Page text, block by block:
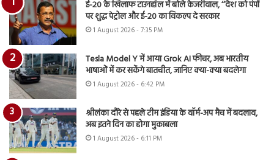
ई-20 के खिलाफ टाउनहॉल में बोले केजरीवाल, ‘‘देश को पंपों
पर शुद्ध पेट्रोल और ई-20 का विकल्प दे सरकार
1 August 2026 - 7:35 PM
Tesla Model Y में आया Grok AI फीचर, अब भारतीय
भाषाओं में कर सकेंगे बातचीत, जानिए क्या-क्या बदलेगा
1 August 2026 - 6:42 PM
श्रीलंका दौरे से पहले टीम इंडिया के वॉर्म-अप मैच में बदलाव,
अब इतने दिन का होगा मुकाबला
1 August 2026 - 6:11 PM